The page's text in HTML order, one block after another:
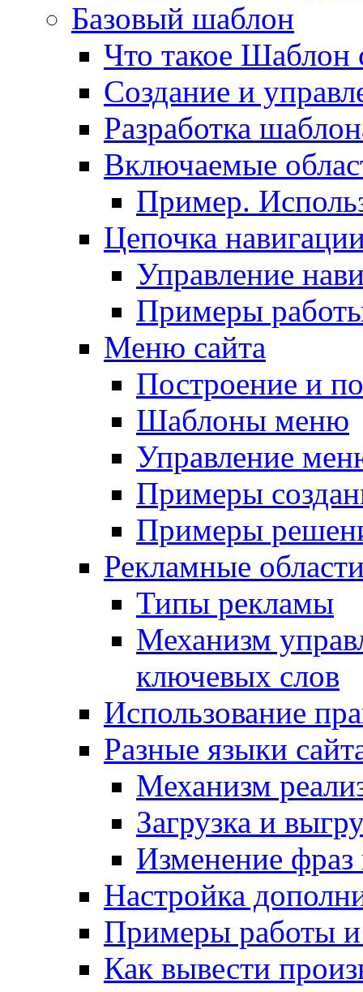
Базовый шаблон
Что такое Шаблон
Создание и
Разработка
Включаемые
Пример.
Цепочка
Управление
Примеры
Меню сайта
Построение и
Шаблоны меню
Управление
Примеры
Примеры
Рекламные
Типы рекламы
Механизм
ключевых слов
Использование
Разные языки
Механизм
Загрузка и
Изменение
Настройка
Примеры работы
Как вывести